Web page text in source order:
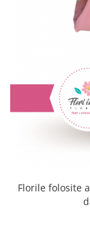
Florile folosite